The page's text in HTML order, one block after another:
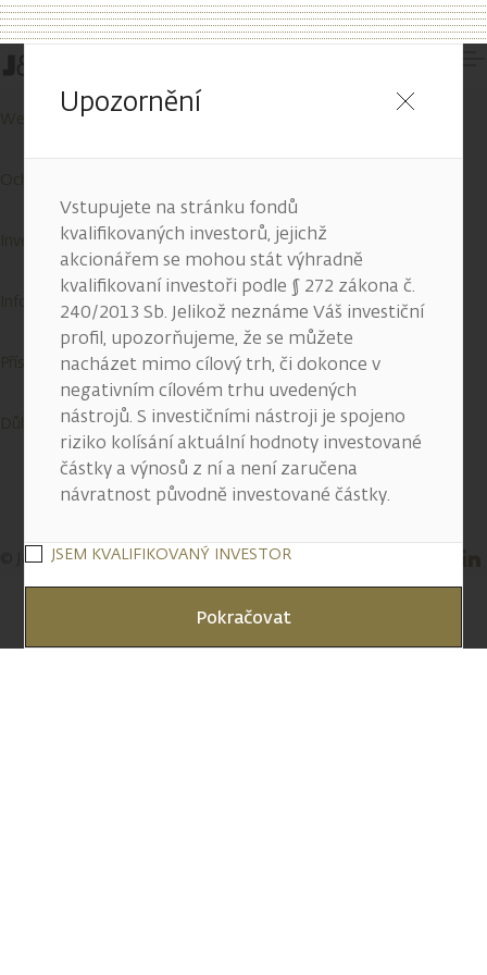
Upozornění
Vstupujete na stránku fondů
kvalifikovaných investorů, jejichž
akcionářem se mohou stát výhradně
kvalifikovaní investoři podle § 272 zákona č.
240/2013 Sb. Jelikož neznáme Váš investiční
profil, upozorňujeme, že se můžete
nacházet mimo cílový trh, či dokonce v
negativním cílovém trhu uvedených
nástrojů. S investičními nástroji je spojeno
riziko kolísání aktuální hodnoty investované
částky a výnosů z ní a není zaručena
návratnost původně investované částky.
JSEM KVALIFIKOVANÝ INVESTOR
Pokračovat
© J&T BANKA, a.s. 2026
Wealth Report
Investiční služby
Informace o cookies
Přístupnost služeb
Důležité informace